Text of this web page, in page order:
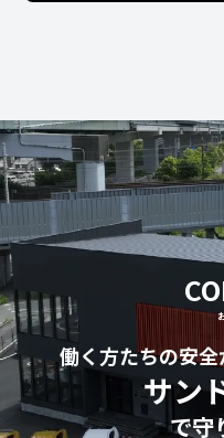
働く方たちの安
サン
で守